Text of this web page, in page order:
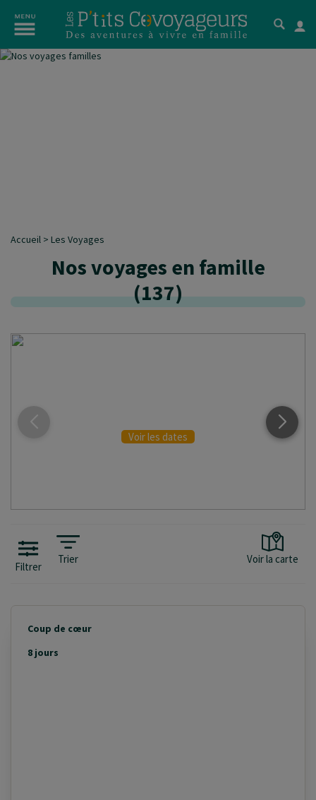
Accueil > Les Voyages
Nos voyages en famille
(137)
INITIÉS & CONFIRMÉS
Voir les dates
Voir la carte
Filtrer
Trier
Coup de cœur
8 jours